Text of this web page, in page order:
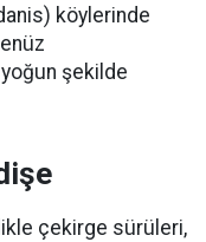
köylerinde
şekilde
çekirge sürüleri,